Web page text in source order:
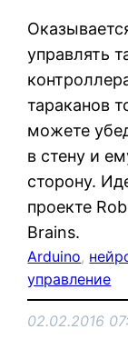
управлять
тараканов
можете
в стену и
сторону.
проекте
Brains.
Arduino,
управление
02.02.2016